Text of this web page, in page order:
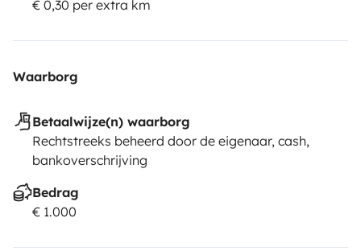
€ 0,30 per extra km
Waarborg
Betaalwijze(n) waarborg
Rechtstreeks beheerd door de eigenaar, cash,
bankoverschrijving
Bedrag
€ 1.000